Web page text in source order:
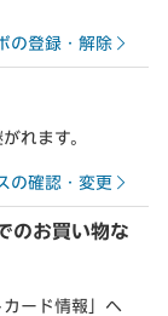
の登録・解除
れます。
の確認・変更
のお買い物な
ード情報」へ